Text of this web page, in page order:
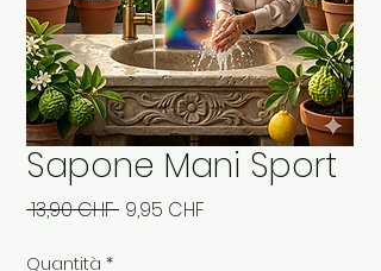
Sapone Mani Sport
13,90 CHF Prezzo
9,95 CHF
Quantità *